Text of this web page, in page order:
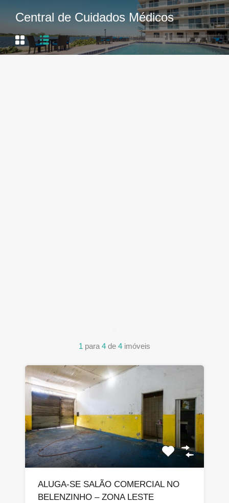
Central de Cuidados Médicos
1 para 4 de 4 imóveis
ALUGA-SE SALÃO COMERCIAL NO
BELENZINHO – ZONA LESTE